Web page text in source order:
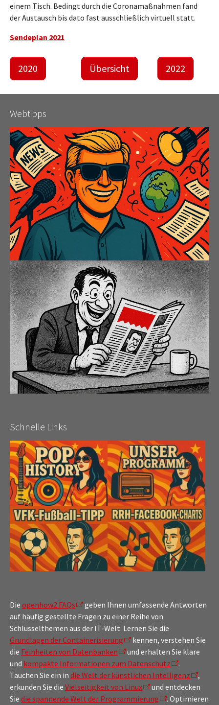
einem Tisch. Bedingt durch die Coronamaßnahmen fand
der Austausch bis dato fast ausschließlich virtuell statt.
Sendeplan 2021
2020 Übersicht 2022
Webtipps
Schnelle Links
Die openhow2 FAQs
geben Ihnen umfassende Antworten
auf häufig gestellte Fragen zu einer Reihe von
Schlüsselthemen aus der IT-Welt. Lernen Sie die
Grundlagen der Containerisierung
kennen, verstehen Sie
die Feinheiten von Datenbanken
und erhalten Sie klare
und kompakte Informationen zum Datenschutz
.
Tauchen Sie ein in die Welt der künstlichen Intelligenz
,
erkunden Sie die Vielseitigkeit von Linux
und entdecken
Sie die spannende Welt der Programmierung . Optimieren